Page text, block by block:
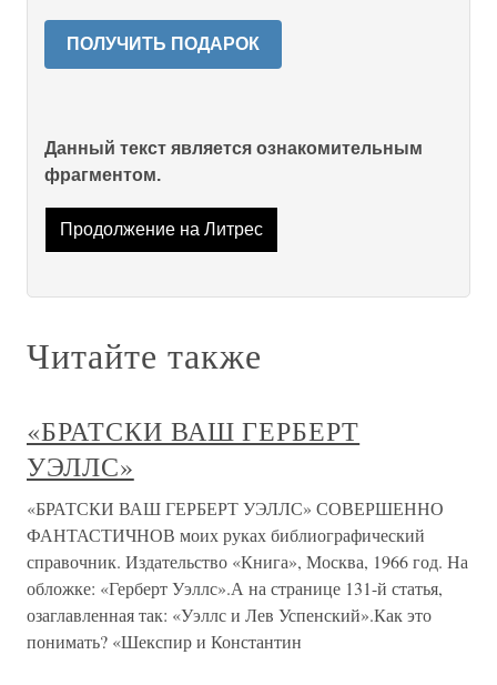
ПОЛУЧИТЬ ПОДАРОК
Данный текст является ознакомительным
фрагментом.
Продолжение на Литрес
Читайте также
«БРАТСКИ ВАШ ГЕРБЕРТ
УЭЛЛС»
«БРАТСКИ ВАШ ГЕРБЕРТ УЭЛЛС» СОВЕРШЕННО
ФАНТАСТИЧНОВ моих руках библиографический
справочник. Издательство «Книга», Москва, 1966 год. На
обложке: «Герберт Уэллс».А на странице 131-й статья,
озаглавленная так: «Уэллс и Лев Успенский».Как это
понимать? «Шекспир и Константин